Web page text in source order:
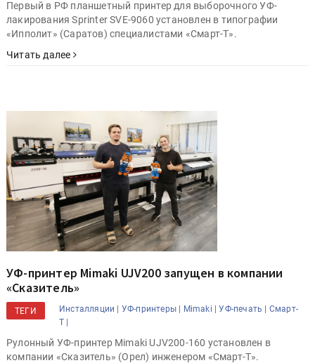
Первый в РФ планшетный принтер для выборочного УФ-
лакирования Sprinter SVE-9060 установлен в типографии
«Ипполит» (Саратов) специалистами «Смарт-Т».
Читать далее
УФ-принтер Mimaki UJV200 запущен в компании
«Сказитель»
ТЕГИ Инсталляции | УФ-принтеры | Mimaki | УФ-печать |
Смарт-
Т |
Рулонный УФ-принтер Mimaki UJV200-160 установлен в
компании «Сказитель» (Орел) инженером «Смарт-Т».